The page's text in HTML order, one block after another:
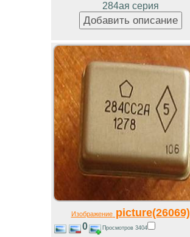
284ая серия
Изображениеpicture(26069)
0 Просмотров 3404